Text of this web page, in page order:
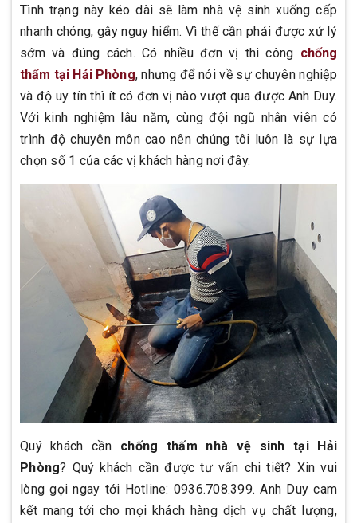
Tình trạng này kéo dài sẽ làm nhà vệ sinh xuống cấp
nhanh chóng, gây nguy hiểm. Vì thế cần phải được xử lý
sớm và đúng cách. Có nhiều đơn vị thi công chống
thấm tại Hải Phòng, nhưng để nói về sự chuyên nghiệp
và độ uy tín thì ít có đơn vị nào vượt qua được Anh Duy.
Với kinh nghiệm lâu năm, cùng đội ngũ nhân viên có
trình độ chuyên môn cao nên chúng tôi luôn là sự lựa
chọn số 1 của các vị khách hàng nơi đây.
Quý khách cần chống thấm nhà vệ sinh tại Hải
Phòng? Quý khách cần được tư vấn chi tiết? Xin vui
lòng gọi ngay tới Hotline: 0936.708.399. Anh Duy cam
kết mang tới cho mọi khách hàng dịch vụ chất lượng,